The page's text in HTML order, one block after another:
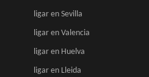
ligar en Sevilla
ligar en Valencia
ligar en Huelva
ligar en Lleida